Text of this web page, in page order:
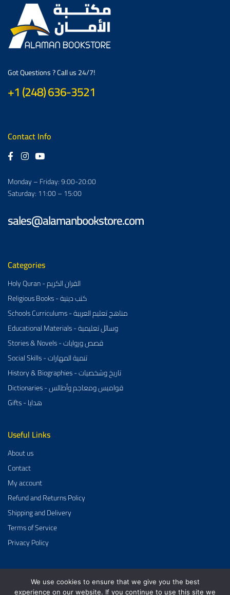
Got Questions ? Call us 24/7!
+1 (248) 636-3521
Contact Info
Monday – Friday: 9:00-20:00
Saturday: 11:00 – 15:00
sales@alamanbookstore.com
Categories
Holy Quran - القران الكريم
Religious Books - كتب دينية
Schools Curriculums - مناهج تعليم العربية
Educational Materials - وسائل تعليمية
Stories & Novels - قصص وروايات
Social Skills - تنمية المهارات
History & Biographies - تاريخ وشخصيات
Dictionaries - قواميس ومعاجم وأطالس
Gifts - هدايا
Useful Links
About us
Contact
My account
Refund and Returns Policy
Shipping and Delivery
Terms of Service
Privacy Policy
We use cookies to ensure that we give you the best
experience on our website. If you continue to use this site we